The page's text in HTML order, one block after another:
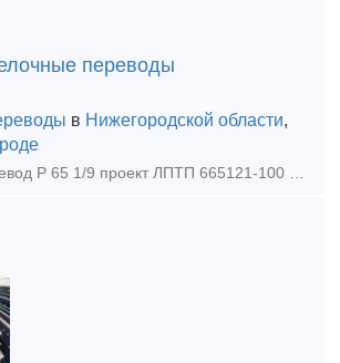
переводы
в Нижегородской области,
Стрелочный перевод Р 65 1/9 проект ЛПТП 665121-100 с хранения ( без износа ) ЛЕВЫЙ